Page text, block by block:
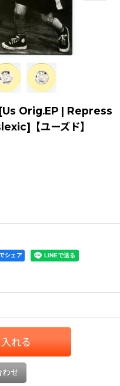
Orig.EP | Repress
【ユーズド】
シェア
れる
わせ